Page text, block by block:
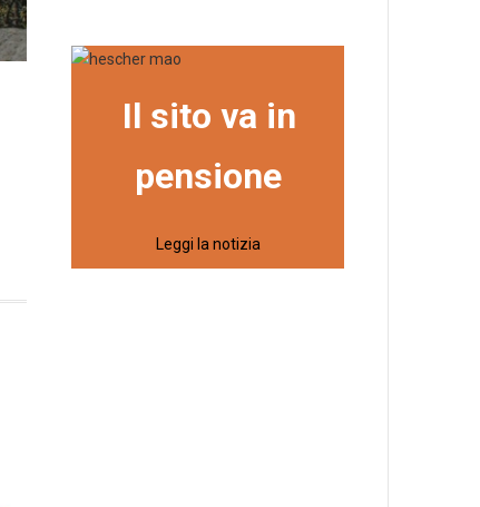
Il sito va in
pensione
Leggi la notizia